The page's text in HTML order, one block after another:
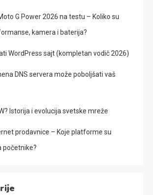
G Power 2026 na testu – Koliko su
kamera i baterija?
WordPress sajt (kompletan vodič 2026)
DNS servera može poboljšati vaš
Istorija i evolucija svetske mreže
prodavnice – Koje platforme su
početnike?